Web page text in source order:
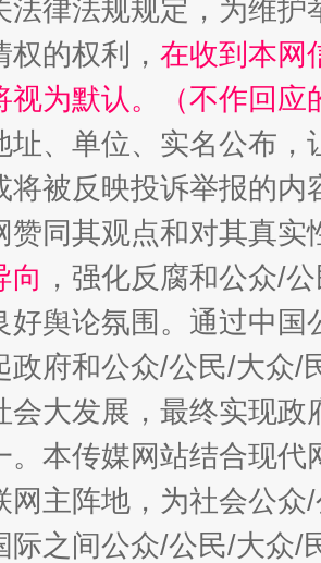
法律法规规定，为维
的权利， 在收到本网
视为默认。（不作回应
址、单位、实名公布
将被反映投诉举报的
赞同其观点和对其真实
向 ，强化反腐和公众/
好舆论氛围。通过中
政府和公众/公民/大众/
会大发展，最终实现
。本传媒网站结合现
网主阵地，为社会公
际之间公众/公民/大众/